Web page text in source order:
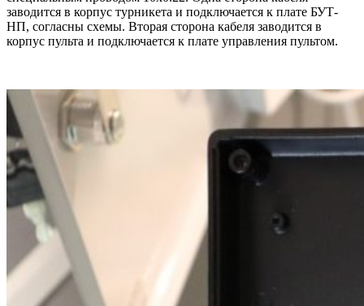
заводится в корпус турникета и подключается к плате БУТ-
НП, согласны схемы. Вторая сторона кабеля заводится в
корпус пульта и подключается к плате управления пультом.